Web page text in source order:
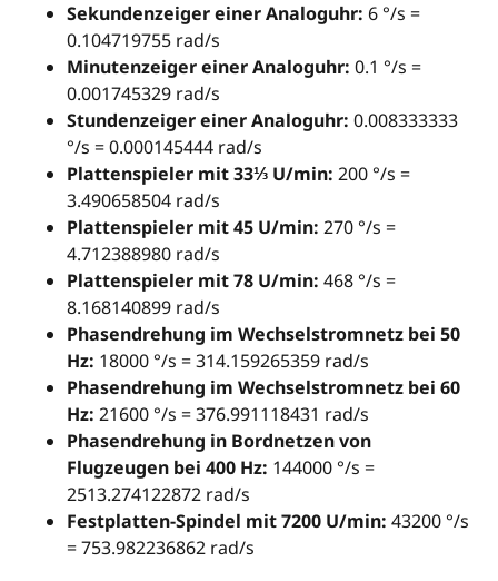
Sekundenzeiger einer Analoguhr: 6 °/s =
0.104719755 rad/s
Minutenzeiger einer Analoguhr: 0.1 °/s =
0.001745329 rad/s
Stundenzeiger einer Analoguhr: 0.008333333
°/s = 0.000145444 rad/s
Plattenspieler mit 33⅓ U/min: 200 °/s =
3.490658504 rad/s
Plattenspieler mit 45 U/min: 270 °/s =
4.712388980 rad/s
Plattenspieler mit 78 U/min: 468 °/s =
8.168140899 rad/s
Phasendrehung im Wechselstromnetz bei 50
Hz: 18000 °/s = 314.159265359 rad/s
Phasendrehung im Wechselstromnetz bei 60
Hz: 21600 °/s = 376.991118431 rad/s
Phasendrehung in Bordnetzen von
Flugzeugen bei 400 Hz: 144000 °/s =
2513.274122872 rad/s
Festplatten-Spindel mit 7200 U/min: 43200 °/s
= 753.982236862 rad/s